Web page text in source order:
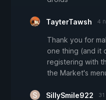
TayterTawsh 4 ก
Thank you for
one thing (and it
registering with
the Market's
SillySmile922 31